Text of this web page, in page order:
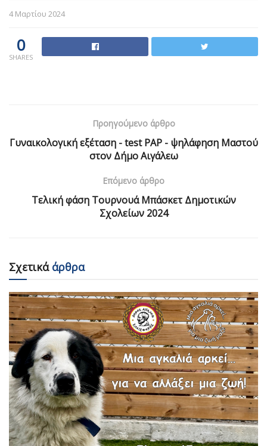
4 Μαρτίου 2024
0
SHARES
Προηγούμενο άρθρο
Γυναικολογική εξέταση - test PAP - ψηλάφηση Μαστού
στον Δήμο Αιγάλεω
Επόμενο άρθρο
Τελική φάση Τουρνουά Μπάσκετ Δημοτικών
Σχολείων 2024
Σχετικάάρθρα